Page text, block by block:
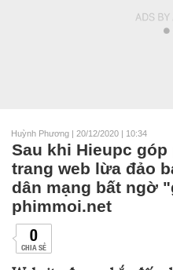
Huỳnh Phương | 20/12/2020 | 10:34
Sau khi Hieupc
trang web lừa đảo
dân mạng bất ngờ
phimmoi.net
0
CHIA SẺ